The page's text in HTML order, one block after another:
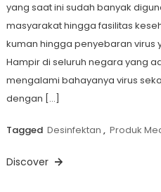
yang saat ini sudah banyak
masyarakat hingga fasilitas
kuman hingga penyebaran virus
Hampir di seluruh negara yang
mengalami bahayanya virus
dengan […]
Tagged Desinfektan , Produk
Discover